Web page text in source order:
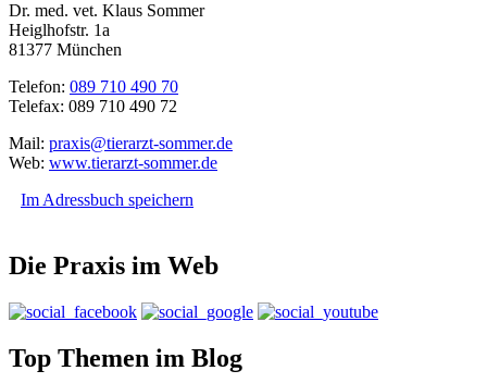
Dr. med. vet. Klaus Sommer
Heiglhofstr. 1a
81377 München
Telefon: 089 710 490 70
Telefax: 089 710 490 72
Mail: praxis@tierarzt-sommer.de
Web: www.tierarzt-sommer.de
Im Adressbuch speichern
Die Praxis im Web
Top Themen im Blog